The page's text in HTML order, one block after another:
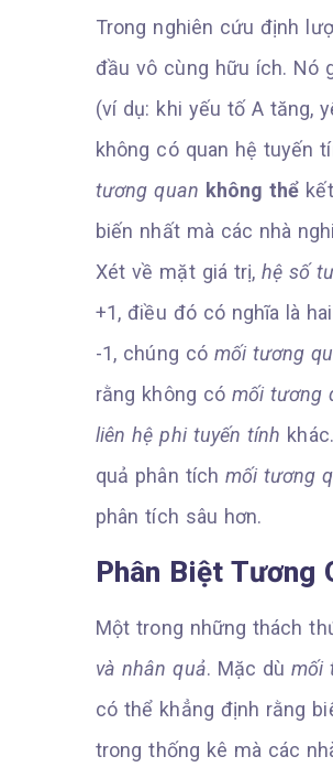
Trong nghiên cứu định
đầu vô cùng hữu ích. Nó
(ví dụ: khi yếu tố A tăng,
không có quan hệ tuyến
tương quan không thể
biến nhất mà các nhà
Xét về mặt giá trị, hệ số
+1, điều đó có nghĩa là
-1, chúng có mối tương
rằng không có mối tương
liên hệ phi tuyến tính
quả phân tích mối tương
phân tích sâu hơn.
Phân Biệt Tương
Một trong những thách
và nhân quả. Mặc dùmối
có thể khẳng định rằng
trong thống kê mà các